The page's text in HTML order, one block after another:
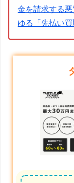
金を請求する
ゆる「先払い